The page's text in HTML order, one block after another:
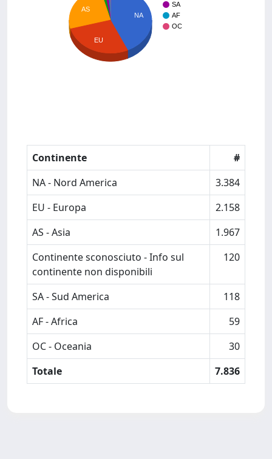
SA
AF
OC
NA
AS
EU
Continente
#
NA - Nord America
3.384
EU - Europa
2.158
AS - Asia
1.967
Continente sconosciuto - Info sul
continente non disponibili
120
SA - Sud America
118
AF - Africa
59
OC - Oceania
30
Totale
7.836